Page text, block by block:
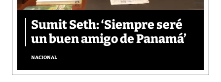
Sumit Seth: ‘Siempre seré
un buen amigo de Panamá’
NACIONAL